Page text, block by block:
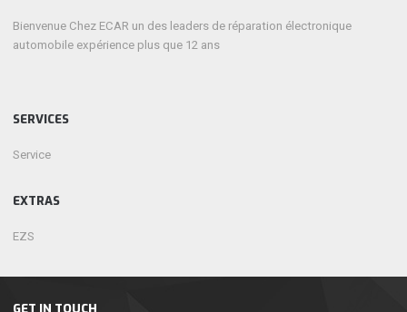
GET IN TOUCH
Bienvenue Chez ECAR un des leaders de réparation électronique
automobile expérience plus que 12 ans
SERVICES
Service
EXTRAS
EZS